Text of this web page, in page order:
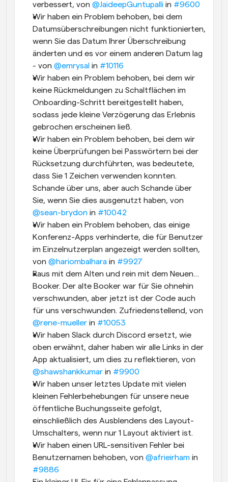
verbessert, von @JaideepGuntupalli in #9600
Wir haben ein Problem behoben, bei dem
Datumsüberschreibungen nicht funktionierten,
wenn Sie das Datum Ihrer Überschreibung
änderten und es vor einem anderen Datum lag
- von @emrysal in #10116
Wir haben ein Problem behoben, bei dem wir
keine Rückmeldungen zu Schaltflächen im
Onboarding-Schritt bereitgestellt haben,
sodass jede kleine Verzögerung das Erlebnis
gebrochen erscheinen ließ.
Wir haben ein Problem behoben, bei dem wir
keine Überprüfungen bei Passwörtern bei der
Rücksetzung durchführten, was bedeutete,
dass Sie 1 Zeichen verwenden konnten.
Schande über uns, aber auch Schande über
@sean-brydon in #10042
Wir haben ein Problem behoben, das einige
Konferenz-Apps verhinderte, die für Benutzer
im Einzelnutzerplan angezeigt werden sollten,
von @hariombalhara in #9927
Raus mit dem Alten und rein mit dem Neuen…
Booker. Der alte Booker war für Sie ohnehin
verschwunden, aber jetzt ist der Code auch
@rene-mueller in #10053
Wir haben Slack durch Discord ersetzt, wie
oben erwähnt, daher haben wir alle Links in der
@shawshankkumar in #9900
Wir haben unser letztes Update mit vielen
kleinen Fehlerbehebungen für unsere neue
öffentliche Buchungsseite gefolgt,
einschließlich des Ausblendens des Layout-
Umschalters, wenn nur 1 Layout aktiviert ist.
Wir haben einen URL-sensitiven Fehler bei
Benutzernamen behoben, von @afrieirham
#9886